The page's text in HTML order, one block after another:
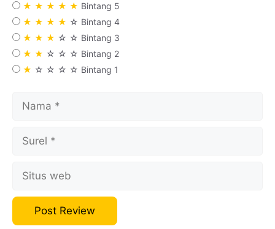
★ ★ ★ ★ ★ Bintang 5
★ ★ ★ ★ ☆ Bintang 4
★ ★ ★ ☆ ☆ Bintang 3
★ ★ ☆ ☆ ☆ Bintang 2
★ ☆ ☆ ☆ ☆ Bintang 1
web